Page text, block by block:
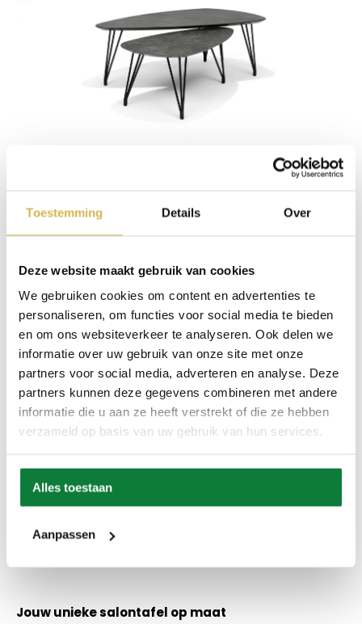
Toestemming Details Over
Deze website maakt gebruik van cookies
We gebruiken cookies om content en advertenties te
personaliseren, om functies voor social media te bieden
en om ons websiteverkeer te analyseren. Ook delen we
informatie over uw gebruik van onze site met onze
partners voor social media, adverteren en analyse. Deze
partners kunnen deze gegevens combineren met andere
informatie die u aan ze heeft verstrekt of die ze hebben
verzameld op basis van uw gebruik van hun services.
Alles toestaan
Aanpassen
Vanaf€989,00
Vanaf€989,00
Jouw unieke salontafel op maat